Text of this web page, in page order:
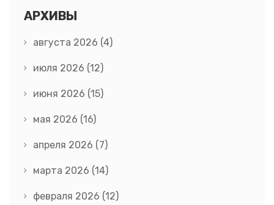
АРХИВЫ
августа 2026 (4)
июля 2026 (12)
июня 2026 (15)
мая 2026 (16)
апреля 2026 (7)
марта 2026 (14)
февраля 2026 (12)